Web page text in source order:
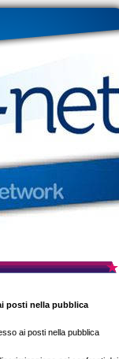
posti nella pubblica
ai posti nella pubblica